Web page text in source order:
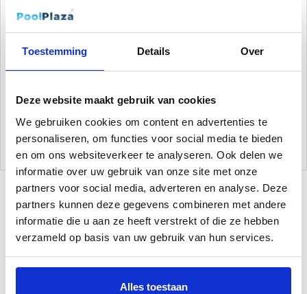
Toestemming Details Over
Deze website maakt gebruik van cookies
We gebruiken cookies om content en advertenties te
personaliseren, om functies voor social media te bieden
en om ons websiteverkeer te analyseren. Ook delen we
informatie over uw gebruik van onze site met onze
partners voor social media, adverteren en analyse. Deze
partners kunnen deze gegevens combineren met andere
informatie die u aan ze heeft verstrekt of die ze hebben
verzameld op basis van uw gebruik van hun services.
Alles toestaan
Aansluiten van de Sumba sauna is eenvoudig, omdat dit op elk 220
V stopcontact kan. Er is geen aparte ventilatie nodig.
uiteenlopende omgevingen en omdat het geheel is vervaardigd uit
Gerelateerde Producten